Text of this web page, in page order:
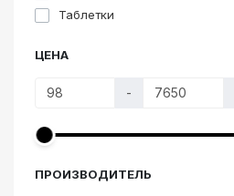
Таблетки
ЦЕНА
-
ПРОИЗВОДИТЕЛЬ